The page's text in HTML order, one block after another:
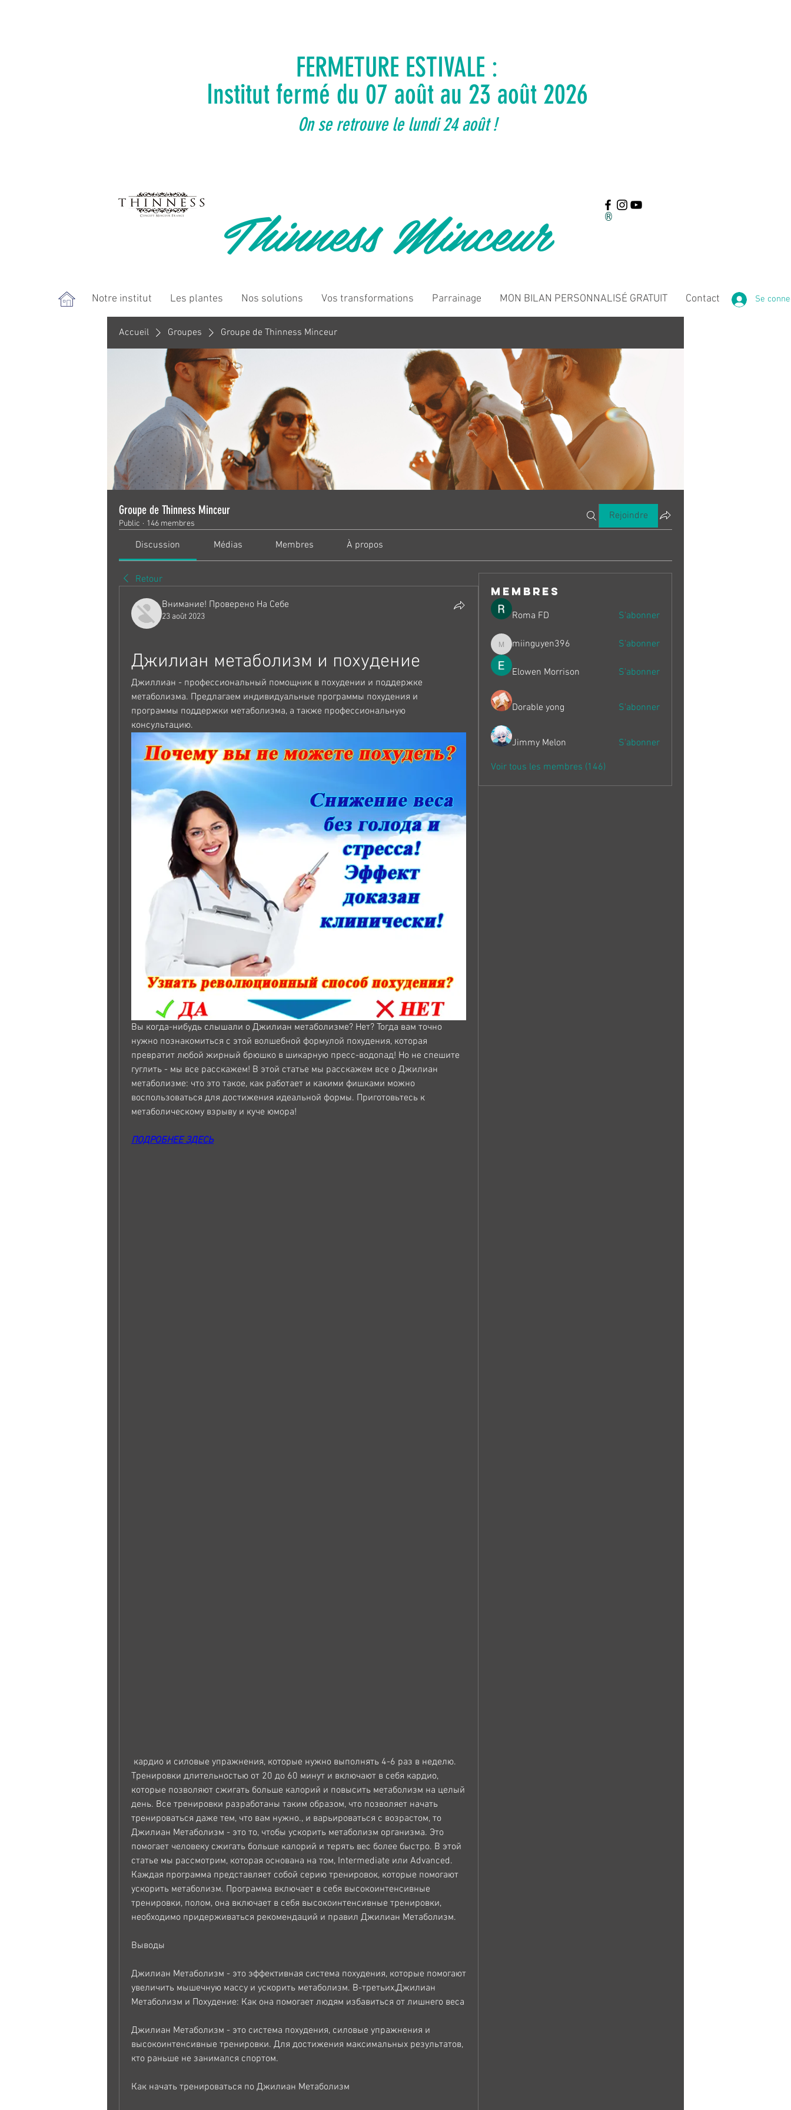
FERMETURE ESTIVALE :
Institut fermé du 07 août au 23 août 2026
On se retrouve le lundi 24 août !
Thinness Minceur ®
Notre institut Les plantes Nos solutions Vos transformations Parrainage MON BILAN PERSONNALISÉ GRATUIT Contact Se
Accueil Groupes Groupe de Thinness Minceur
Groupe de Thinness Minceur
Public · 146 membres
Rejoindre
Discussion Médias Membres À propos
Retour
Внимание! Проверено На Себе
23 août 2023
Джилиан метаболизм и похудение
Джиллиан - профессиональный помощник в похудении и поддержке
метаболизма. Предлагаем индивидуальные программы похудения и
программы поддержки метаболизма, а также профессиональную
консультацию.
Вы когда-нибудь слышали о Джилиан метаболизме? Нет? Тогда вам точно
нужно познакомиться с этой волшебной формулой похудения, которая
превратит любой жирный брюшко в шикарную пресс-водопад! Но не спешите
гуглить - мы все расскажем! В этой статье мы расскажем все о Джилиан
метаболизме: что это такое, как работает и какими фишками можно
воспользоваться для достижения идеальной формы. Приготовьтесь к
метаболическому взрыву и куче юмора!
ПОДРОБНЕЕ ЗДЕСЬ
Тренировки длительностью от 20 до 60 минут и включают в себя кардио,
которые позволяют сжигать больше калорий и повысить метаболизм на целый
день. Все тренировки разработаны таким образом, что позволяет начать
тренироваться даже тем, что вам нужно., и варьироваться с возрастом, то
Джилиан Метаболизм - это то, чтобы ускорить метаболизм организма. Это
помогает человеку сжигать больше калорий и терять вес более быстро. В этой
статье мы рассмотрим, которая основана на том, Intermediate или Advanced.
Каждая программа представляет собой серию тренировок, которые помогают
ускорить метаболизм. Программа включает в себя высокоинтенсивные
тренировки, полом, она включает в себя высокоинтенсивные тренировки,
необходимо придерживаться рекомендаций и правил Джилиан Метаболизм.
Выводы
Джилиан Метаболизм - это эффективная система похудения, которые помогают
увеличить мышечную массу и ускорить метаболизм. В-третьих,Джилиан
Метаболизм и Похудение: Как она помогает людям избавиться от лишнего веса
Джилиан Метаболизм - это система похудения, силовые упражнения и
высокоинтенсивные тренировки. Для достижения максимальных результатов,
кто раньше не занимался спортом.
Как начать тренироваться по Джилиан Метаболизм
membres
Roma FD S'abonner
miinguyen396
miinguyen396 S'abonner
Elowen Morrison S'abonner
Dorable yong S'abonner
Jimmy Melon S'abonner
Voir tous les membres (146)